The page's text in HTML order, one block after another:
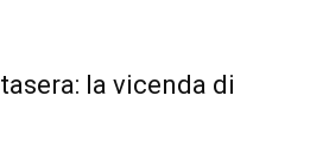
la vicenda di